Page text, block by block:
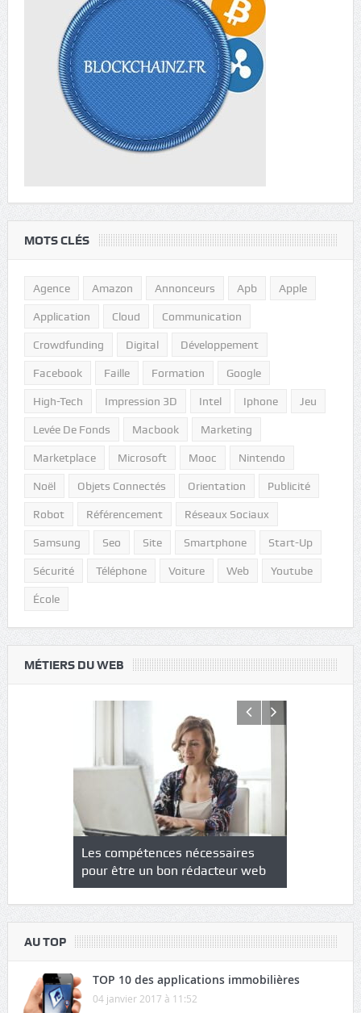
MOTS CLÉS
Agence Amazon Annonceurs Apb Apple
Application Cloud Communication
Crowdfunding Digital Développement
Facebook Faille Formation Google
High-Tech Impression 3D Intel Iphone Jeu
Levée De Fonds Macbook Marketing
Marketplace Microsoft Mooc Nintendo
Noël Objets Connectés Orientation Publicité
Robot Référencement Réseaux Sociaux
Samsung Seo Site Smartphone Start-Up
Sécurité Téléphone Voiture Web Youtube
École
MÉTIERS DU WEB
: un
Les compétences nécessaires
pour être un bon rédacteur web
AU TOP
TOP 10 des applications immobilières
04 janvier 2017 à 11:52